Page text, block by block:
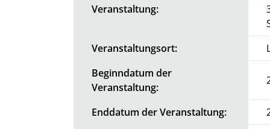
Veranstaltung:
Veranstaltungsort:
Beginndatum der
Veranstaltung:
Enddatum der Veranstaltung: